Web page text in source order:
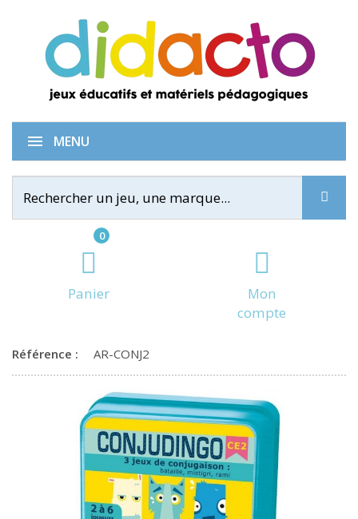
0
Panier
Mon
compte
MENU
Conjudingo CE2
Référence : AR-CONJ2